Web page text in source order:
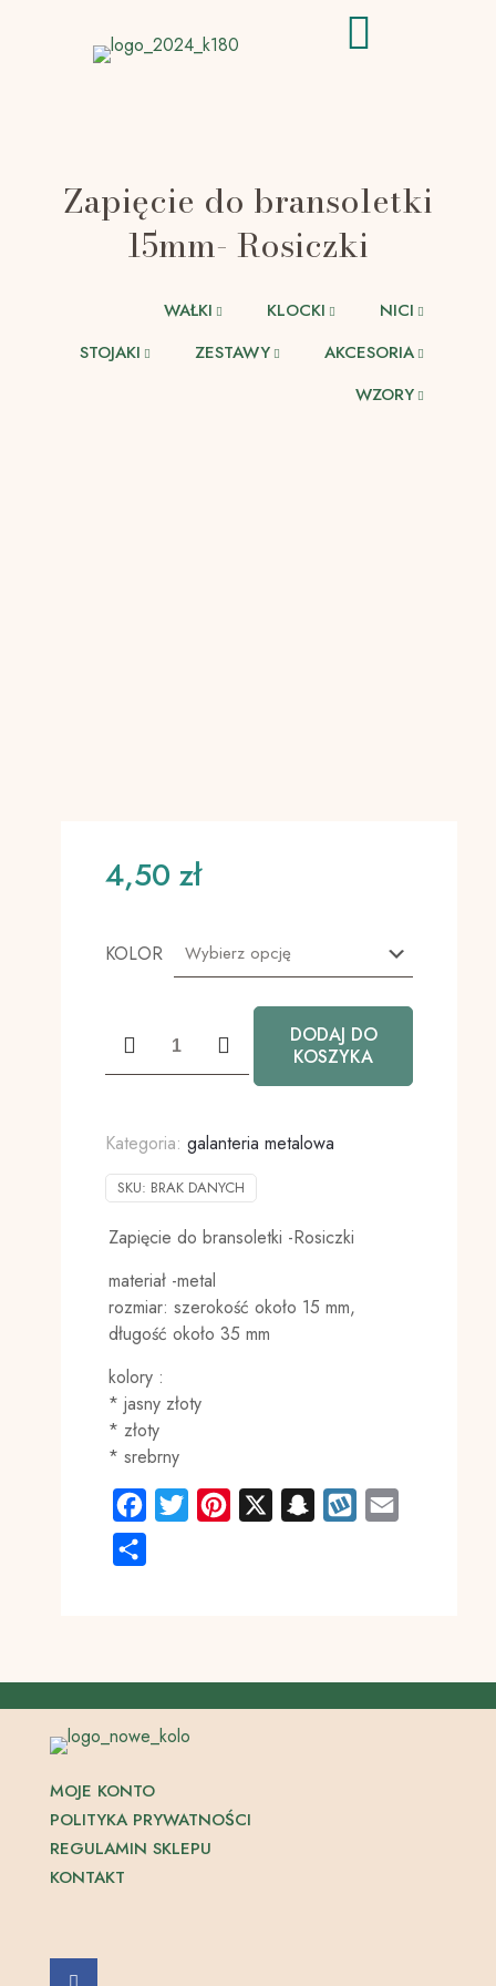
Zapięcie do bransoletki
15mm- Rosiczki
WAŁKI KLOCKI
NICI
STOJAKI
ZESTAWY
AKCESORIA
WZORY
4,50 zł
KOLOR
Zapięcie
do
15mm-
Rosiczki
DODAJ DO
KOSZYKA
Kategoria: galanteria metalowa
SKU: BRAK DANYCH
Zapięcie do bransoletki -Rosiczki
materiał -metal
rozmiar: szerokość około 15 mm,
długość około 35 mm
kolory :
* jasny złoty
* złoty
* srebrny
Facebook
Twitter Pinterest SnapchatWykop
MOJE KONTO
POLITYKA PRYWATNOŚCI
REGULAMIN SKLEPU
KONTAKT